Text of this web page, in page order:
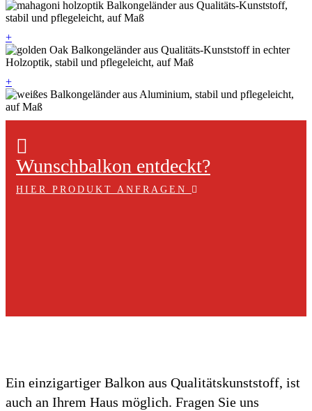
+
+
Wunschbalkon entdeckt?
HIER PRODUKT ANFRAGEN
Ein einzigartiger Balkon aus Qualitätskunststoff, ist
auch an Ihrem Haus möglich. Fragen Sie uns